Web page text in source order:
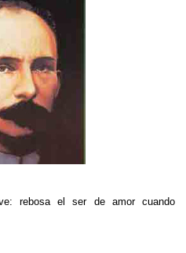
rebosa el ser de amor cuando